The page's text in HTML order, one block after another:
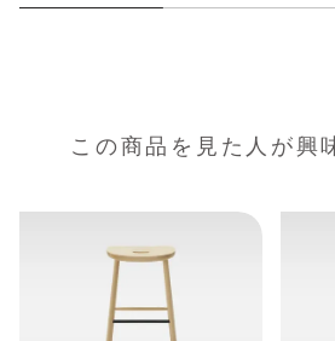
この商品を見た人が興